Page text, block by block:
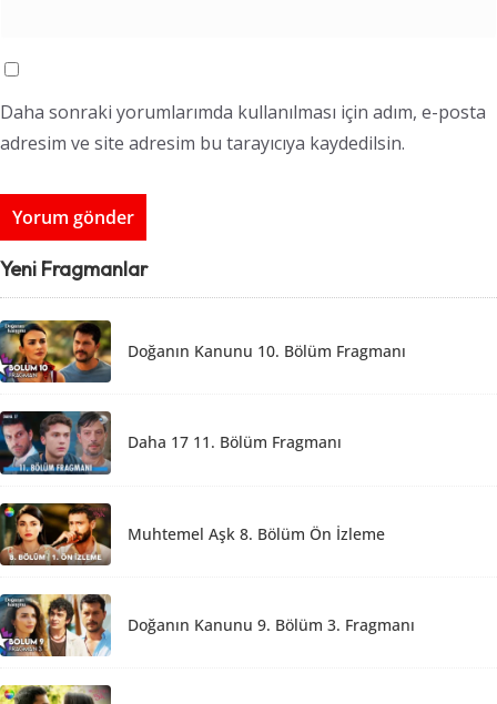
Daha sonraki yorumlarımda kullanılması için adım, e-posta
adresim ve site adresim bu tarayıcıya kaydedilsin.
Yeni Fragmanlar
Doğanın Kanunu 10. Bölüm Fragmanı
Daha 17 11. Bölüm Fragmanı
Muhtemel Aşk 8. Bölüm Ön İzleme
Doğanın Kanunu 9. Bölüm 3. Fragmanı